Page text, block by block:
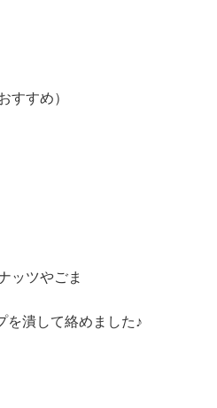
すすめ）
ッツやごま
を潰して絡めました♪